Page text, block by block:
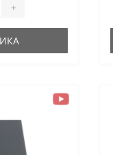
+